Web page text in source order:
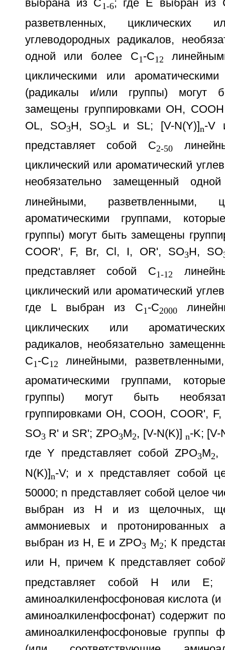
выбрана из C1-6; где Е выбран из
разветвленных, циклических
углеводородных радикалов,
одной или более C1 -C12
циклическими или
(радикалы и/или группы) могут
замещены группировками ОН,
OL, SO3H, SO3L и SL; [V-N(Y)]n-V
представляет собой C2-50
циклический или ароматический
необязательно замещенный
линейными, разветвленными,
ароматическими группами,
группы) могут быть замещены
COOR', F, Br, Cl, I, OR', SO3H, SO
представляет собой C1-12
циклический или ароматический
где L выбран из C1-C2000
циклических или
радикалов, необязательно
C1 -C12
линейными,
ароматическими группами,
группы) могут быть
группировками ОН, СООН, COOR',
SO3 R' и SR'; ZPO3M2, [V-N(K)] n-K; [V-
где Y представляет собой ZPO3M2,
N(K)]n-V; и х представляет собой
50000; n представляет собой целое
выбран из Н и из щелочных,
аммониевых и протонированных
выбран из Н, Е и ZPO3 M2; К
или Н, причем К представляет
представляет собой Н или Е;
аминоалкиленфосфоновая кислота (и
аминоалкиленфосфонат) содержит
аминоалкиленфосфоновые группы